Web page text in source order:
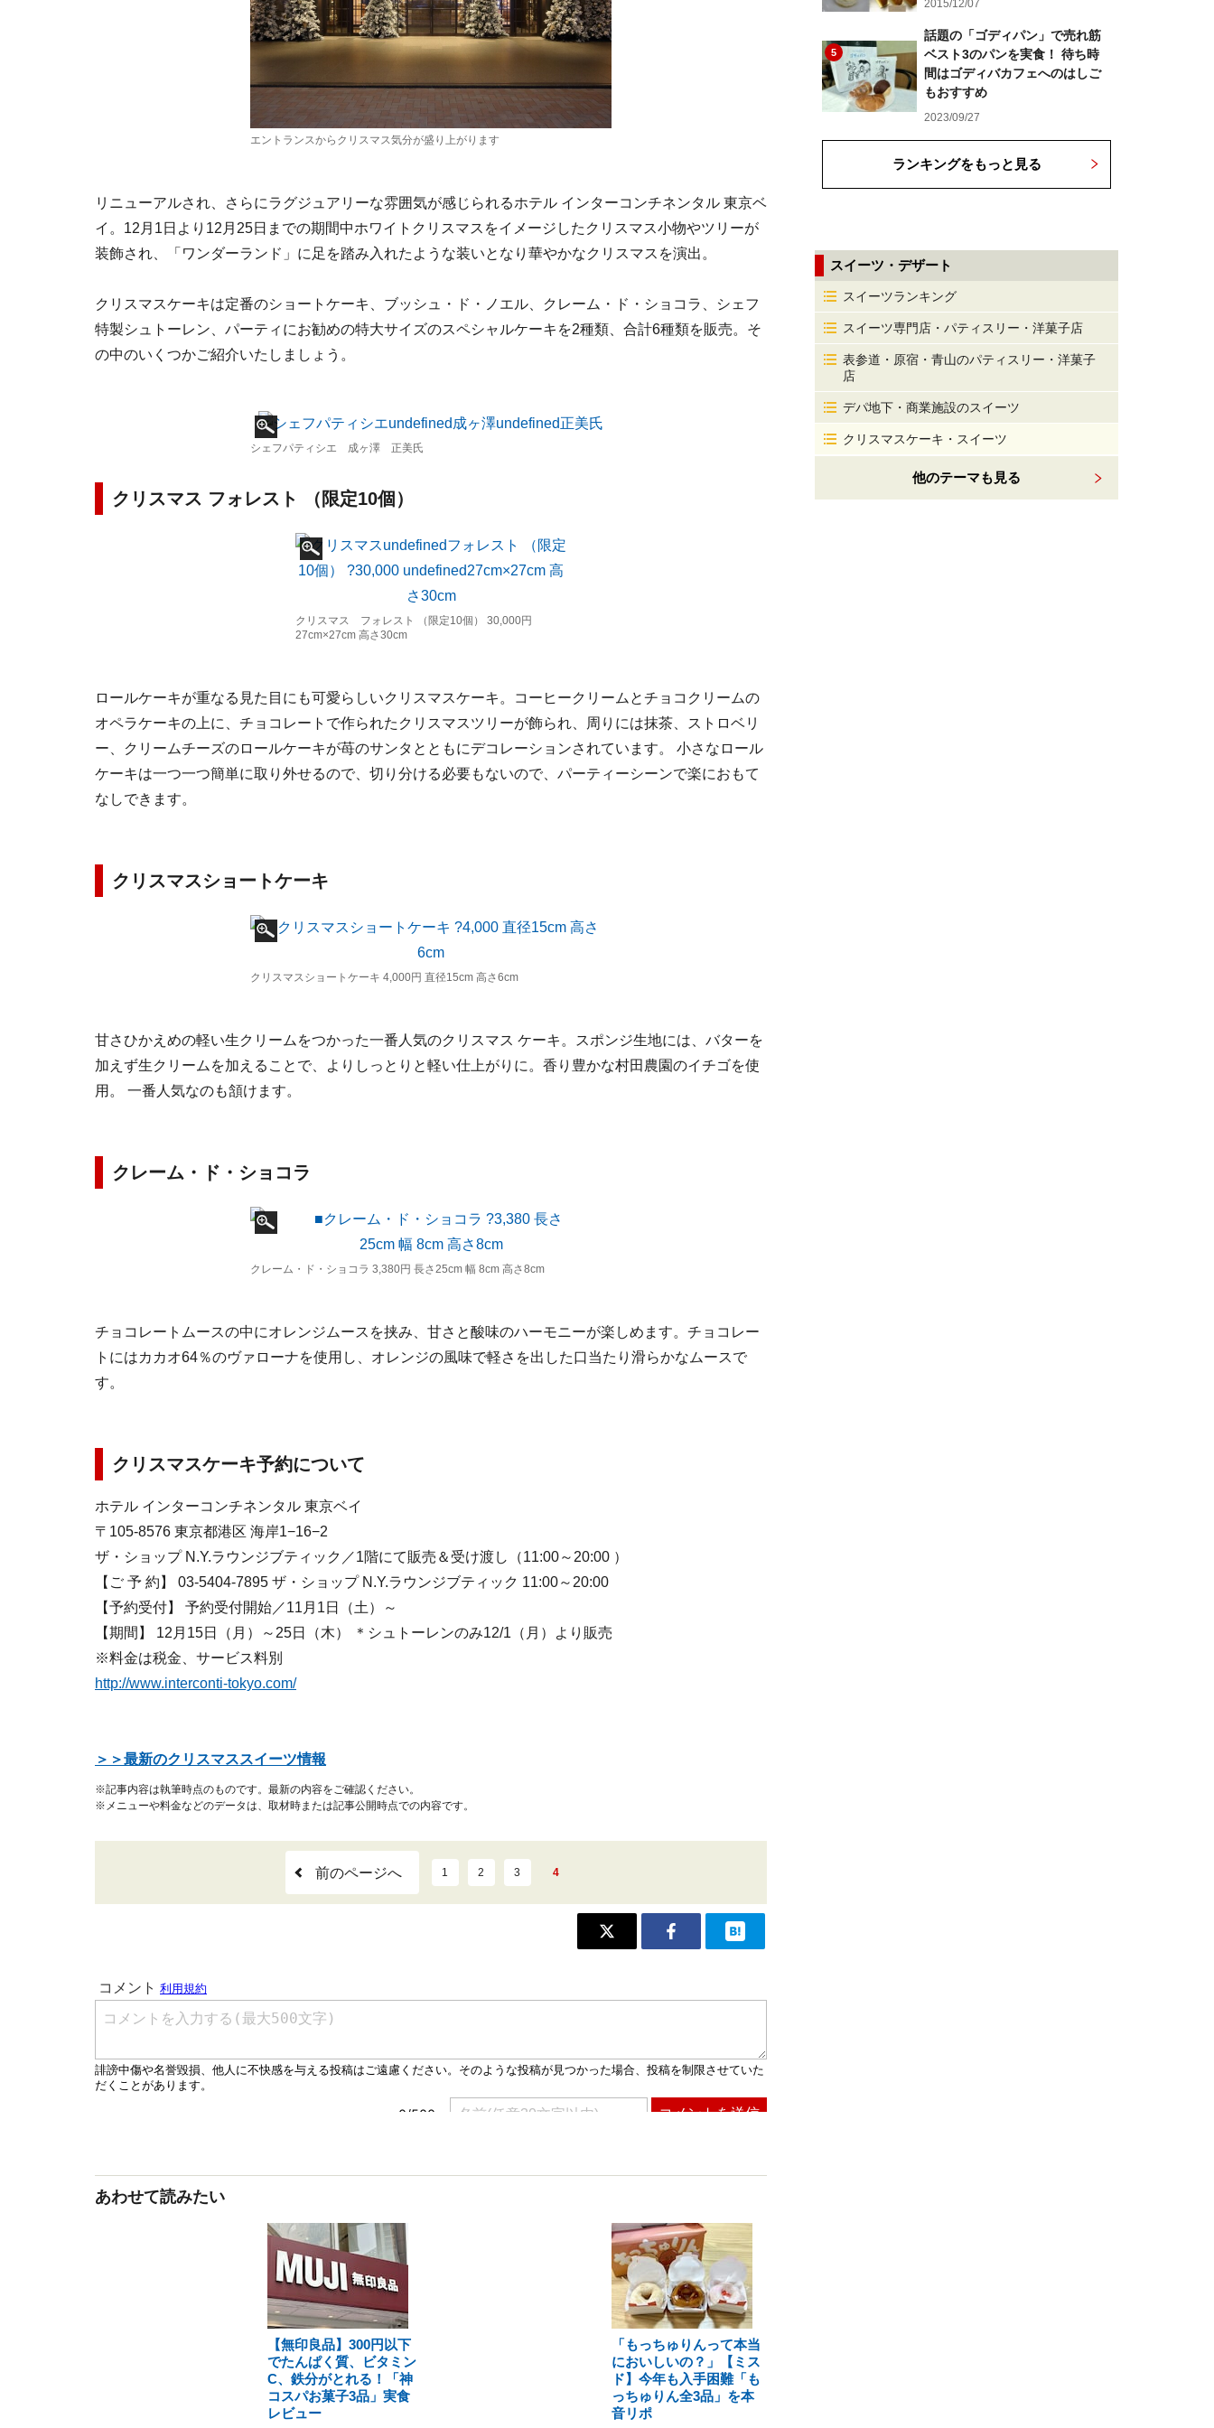
エントランスからクリスマス気分が盛り上がります
リニューアルされ、さらにラグジュアリーな雰囲気が感じられるホテル インターコンチネンタル 東京ベ
イ。12月1日より12月25日までの期間中ホワイトクリスマスをイメージしたクリスマス小物やツリーが
装飾され、「ワンダーランド」に足を踏み入れたような装いとなり華やかなクリスマスを演出。
クリスマスケーキは定番のショートケーキ、ブッシュ・ド・ノエル、クレーム・ド・ショコラ、シェフ
特製シュトーレン、パーティにお勧めの特大サイズのスペシャルケーキを2種類、合計6種類を販売。そ
の中のいくつかご紹介いたしましょう。
シェフパティシエ 成ヶ澤 正美氏
クリスマス フォレスト （限定10個）
クリスマス フォレスト （限定10個） 30,000円
27cm×27cm 高さ30cm
ロールケーキが重なる見た目にも可愛らしいクリスマスケーキ。コーヒークリームとチョコクリームの
オペラケーキの上に、チョコレートで作られたクリスマスツリーが飾られ、周りには抹茶、ストロベリ
ー、クリームチーズのロールケーキが苺のサンタとともにデコレーションされています。 小さなロール
ケーキは一つ一つ簡単に取り外せるので、切り分ける必要もないので、パーティーシーンで楽におもて
なしできます。
クリスマスショートケーキ
クリスマスショートケーキ 4,000円 直径15cm 高さ6cm
甘さひかえめの軽い生クリームをつかった一番人気のクリスマス ケーキ。スポンジ生地には、バターを
加えず生クリームを加えることで、よりしっとりと軽い仕上がりに。香り豊かな村田農園のイチゴを使
用。 一番人気なのも頷けます。
クレーム・ド・ショコラ
クレーム・ド・ショコラ 3,380円 長さ25cm 幅 8cm 高さ8cm
チョコレートムースの中にオレンジムースを挟み、甘さと酸味のハーモニーが楽しめます。チョコレー
トにはカカオ64％のヴァローナを使用し、オレンジの風味で軽さを出した口当たり滑らかなムースで
す。
クリスマスケーキ予約について
ホテル インターコンチネンタル 東京ベイ
〒105-8576 東京都港区 海岸1−16−2
ザ・ショップ N.Y.ラウンジブティック／1階にて販売＆受け渡し（11:00～20:00 ）
【ご 予 約】 03-5404-7895 ザ・ショップ N.Y.ラウンジブティック 11:00～20:00
【予約受付】 予約受付開始／11月1日（土）～
【期間】 12月15日（月）～25日（木） ＊シュトーレンのみ12/1（月）より販売
※料金は税金、サービス料別
http://www.interconti-tokyo.com/
＞＞最新のクリスマススイーツ情報
※記事内容は執筆時点のものです。最新の内容をご確認ください。
※メニューや料金などのデータは、取材時または記事公開時点での内容です。
前のページへ 1 2 3 4
あわせて読みたい
【無印良品】300円以下
でたんぱく質、ビタミン
C、鉄分がとれる！「神
コスパお菓子3品」実食
レビュー
「もっちゅりんって本当
においしいの？」【ミス
ド】今年も入手困難「も
っちゅりん全3品」を本
音リポ
2015/12/07
5
話題の「ゴディパン」で売れ筋
ベスト3のパンを実食！ 待ち時
間はゴディバカフェへのはしご
もおすすめ
2023/09/27
ランキングをもっと見る
スイーツ・デザート
スイーツランキング
スイーツ専門店・パティスリー・洋菓子店
表参道・原宿・青山のパティスリー・洋菓子
店
デパ地下・商業施設のスイーツ
クリスマスケーキ・スイーツ
他のテーマも見る